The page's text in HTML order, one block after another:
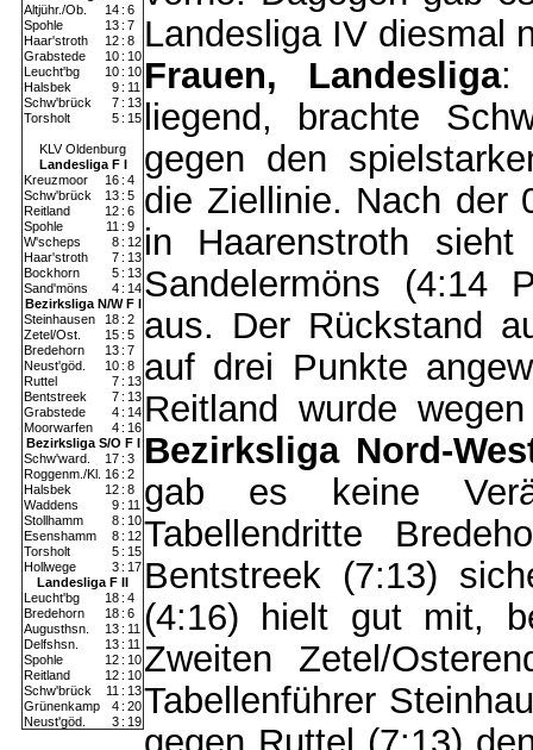
Altjühr./Ob.
14 : 6
Spohle
13 : 7
Haar'stroth
12 : 8
Grabstede
10 : 10
Leucht'bg
10 : 10
Halsbek
9 : 11
Schw'brück
7 : 13
Torsholt
5 : 15
KLV Oldenburg
Landesliga F I
Kreuzmoor
16 : 4
Schw'brück
13 : 5
Reitland
12 : 6
Spohle
11 : 9
W'scheps
8 : 12
Haar'stroth
7 : 13
Bockhorn
5 : 13
Sand'möns
4 : 14
Bezirksliga N/W F I
Steinhausen
18 : 2
Zetel/Ost.
15 : 5
Bredehorn
13 : 7
Neust'göd.
10 : 8
Ruttel
7 : 13
Bentstreek
7 : 13
Grabstede
4 : 14
Moorwarfen
4 : 16
Bezirksliga S/O F I
Schw'ward.
17 : 3
Roggenm./Kl. 16 : 2
Halsbek
12 : 8
Waddens
9 : 11
Stollhamm
8 : 10
Esenshamm
8 : 12
Torsholt
5 : 15
Hollwege
3 : 17
Landesliga F II
Leucht'bg
18 : 4
Bredehorn
18 : 6
Augusthsn.
13 : 11
Delfshsn.
13 : 11
Spohle
12 : 10
Reitland
12 : 10
Schw'brück
11 : 13
Grünenkamp
4 : 20
Neust'göd.
3 : 19
Landesliga IV diesmal
Frauen, Landesliga:
liegend, brachte
gegen den
die Ziellinie. Nach der
in Haarenstroth
Sandelermöns (4:14
aus. Der Rückstand
auf drei Punkte
Reitland wurde
Bezirksliga Nord-
gab es keine
Tabellendritte
Bentstreek (7:13)
(4:16) hielt gut mit,
Zweiten Zetel/
Tabellenführer
gegen Ruttel (7:13)